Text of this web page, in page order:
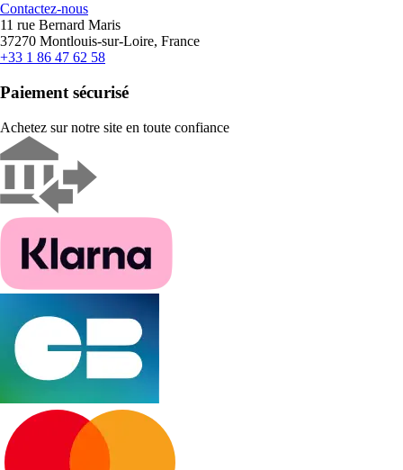
Contactez-nous
11 rue Bernard Maris
37270 Montlouis-sur-Loire, France
+33 1 86 47 62 58
Paiement sécurisé
Achetez sur notre site en toute confiance